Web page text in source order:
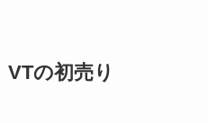
VTの初売り